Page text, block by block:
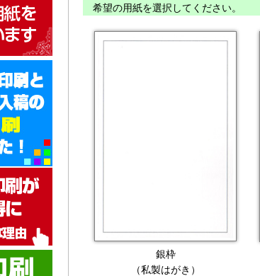
希望の用紙を選択してください。
銀枠
（私製はがき）